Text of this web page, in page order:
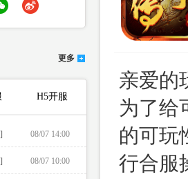
更多
H5开服
08/07 14:00
08/07 10:00
亲爱的
为了给
的可玩
行合服